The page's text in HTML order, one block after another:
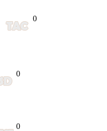
0
0
0